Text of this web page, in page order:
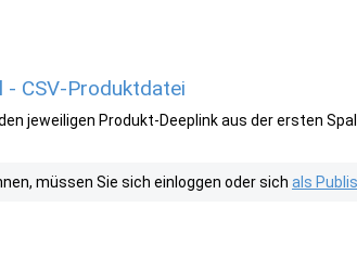
CSV-Produktdatei
jeweiligen Produkt-Deeplink aus der ersten
müssen Sie sich einloggen oder sich als